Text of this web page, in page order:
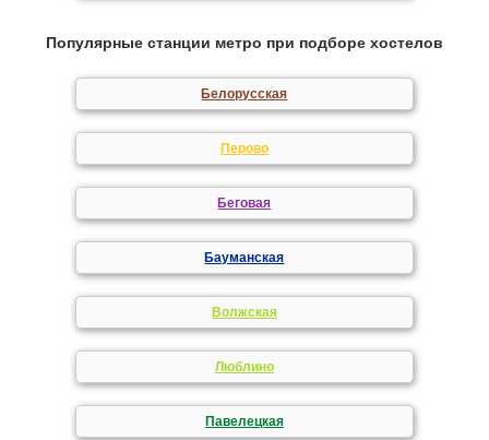
Популярные станции метро при подборе хостелов
Белорусская
Перово
Беговая
Бауманская
Волжская
Люблино
Павелецкая